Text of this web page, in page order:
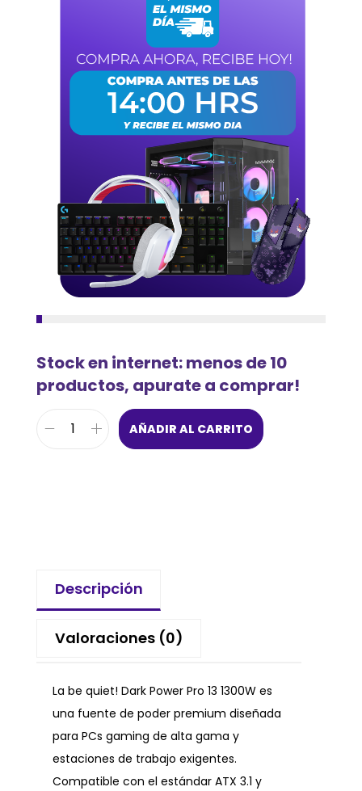
Stock en internet: menos de 10
productos, apurate a comprar!
AÑADIR AL CARRITO
Descripción
Valoraciones (0)
La be quiet! Dark Power Pro 13 1300W es
una fuente de poder premium diseñada
para PCs gaming de alta gama y
estaciones de trabajo exigentes.
Compatible con el estándar ATX 3.1 y